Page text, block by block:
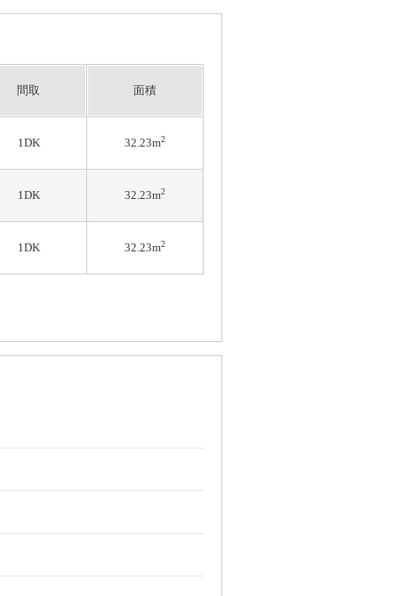
間取 面積
1DK 32.23m2
1DK 32.23m2
1DK 32.23m2